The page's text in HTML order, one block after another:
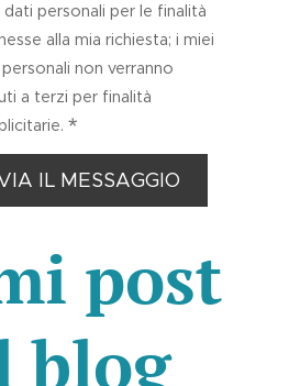
dati personali per le finalità
alla mia richiesta; i miei
non verranno
a terzi per finalità
IL MESSAGGIO
post
blog